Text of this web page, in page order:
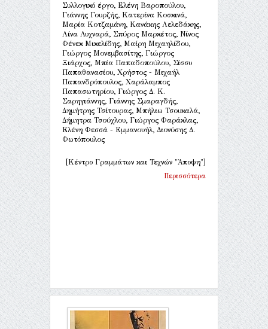
Συλλογικό έργο, Ελένη Βαροπούλου,
Γιάννης Γουρζής, Κατερίνα Κοσκινά,
Μαρία Κοτζαμάνη, Κανάκης Λελεδάκης,
Λίνα Λυχναρά, Σπύρος Μαρκέτος, Νίνος
Φένεκ Μικελίδης, Μαίρη Μιχαηλίδου,
Γιώργος Μονεμβασίτης, Γιώργος
Ξιάρχος, Μπία Παπαδοπούλου, Σίσσυ
Παπαθανασίου, Χρήστος - Μιχαήλ
Παπανδρόπουλος, Χαράλαμπος
Παπασωτηρίου, Γιώργος Δ. Κ.
Σαρηγιάννης, Γιάννης Σμαραγδής,
Δημήτρης Τσίτουρας, Μπήλιω Τσουκαλά,
Δήμητρα Τσούχλου, Γιώργος Φαράκλας,
Ελένη Φεσσά - Εμμανουήλ, Διονύσης Δ.
Φωτόπουλος
[Κέντρο Γραμμάτων και Τεχνών "Άποψη"]
Περισσότερα